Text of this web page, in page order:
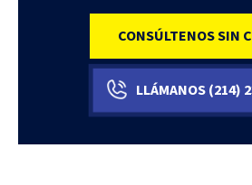
CONSÚLTENOS SIN
LLÁMANOS(214)